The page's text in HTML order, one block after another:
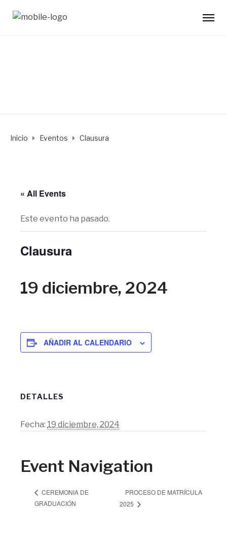
Inicio Eventos Clausura
« All Events
Este evento ha pasado.
Clausura
19 diciembre, 2024
AÑADIR AL CALENDARIO
DETALLES
Fecha: 19 diciembre, 2024
Event Navigation
CEREMONIA DE
GRADUACIÓN
PROCESO DE MATRÍCULA
2025